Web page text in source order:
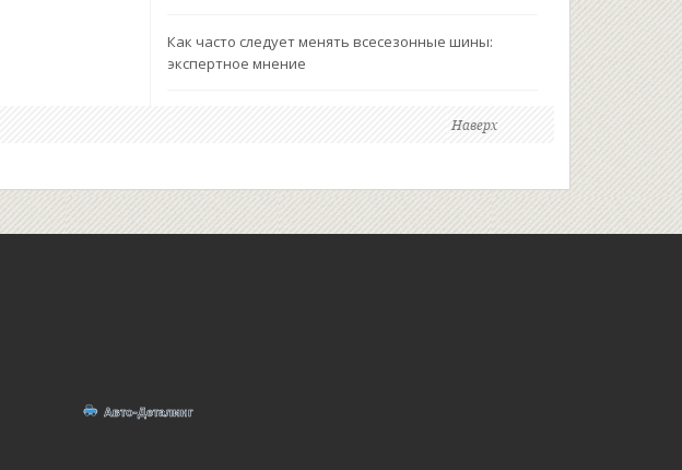
Как часто следует менять всесезонные шины:
экспертное мнение
Наверх